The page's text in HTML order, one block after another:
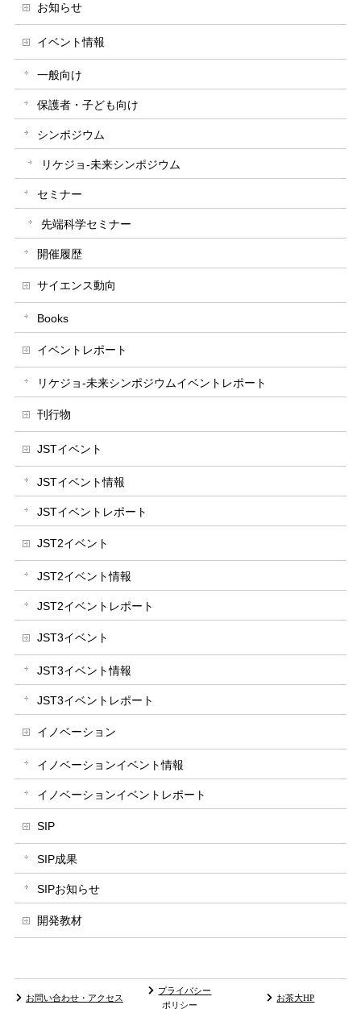
お知らせ
イベント情報
一般向け
保護者・子ども向け
シンポジウム
リケジョ-未来シンポジウム
セミナー
先端科学セミナー
開催履歴
サイエンス動向
Books
イベントレポート
リケジョ-未来シンポジウムイベントレポート
刊行物
JSTイベント
JSTイベント情報
JSTイベントレポート
JST2イベント
JST2イベント情報
JST2イベントレポート
JST3イベント
JST3イベント情報
JST3イベントレポート
イノベーション
イノベーションイベント情報
イノベーションイベントレポート
SIP
SIP成果
SIPお知らせ
開発教材
お問い合わせ・アクセス
プライバシー
ポリシー
お茶大HP